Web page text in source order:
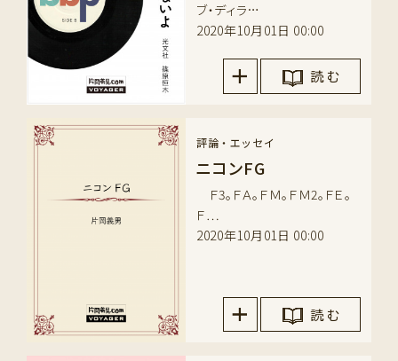
ブ・ディラ…
2020年10月01日 00:00
読 む
評論・エッセイ
ニコンFG
Ｆ3。ＦＡ。ＦＭ。ＦＭ2。ＦＥ。
Ｆ…
2020年10月01日 00:00
読 む